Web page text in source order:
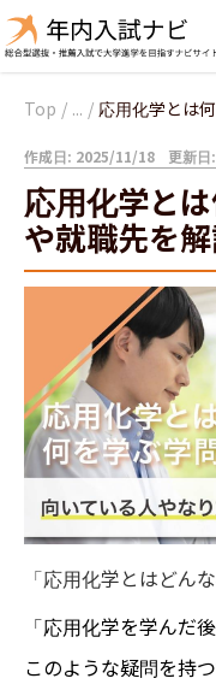
Top / ... / 応用化学とは
作成日: 2025/11/18 更新
応用化学と
や就職先を
「応用化学とはどん
「応用化学を学んだ
このような疑問を持